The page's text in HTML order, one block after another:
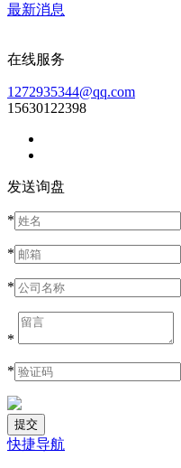
最新消息
在线服务
1272935344@qq.com
15630122398
发送询盘
*
*
*
*
*
快捷导航